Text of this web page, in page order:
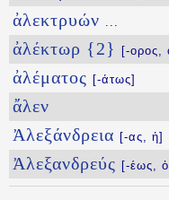
ἀλεκτρυών ...
ἀλέκτωρ {2} [-ορος,
ἀλέματος [-άτως]
ἄλεν
Ἀλεξάνδρεια [-ας, ἡ]
Ἀλεξανδρεύς [-έως,